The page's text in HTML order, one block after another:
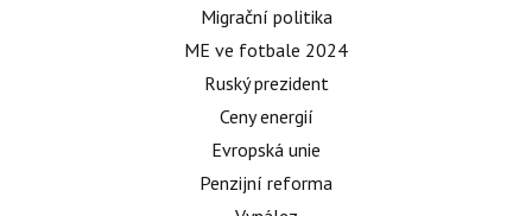
Migrační politika
ME ve fotbale 2024
Ruský prezident
Ceny energií
Evropská unie
Penzijní reforma